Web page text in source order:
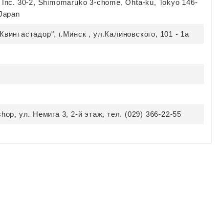
Inc. 30-2, Shimomaruko 3-chome, Ohta-ku, Tokyo 146-
г.Минск , ул.Калиновского, 101 - 1а
ул. Немига 3, 2-й этаж, тел. (029) 366-22-55